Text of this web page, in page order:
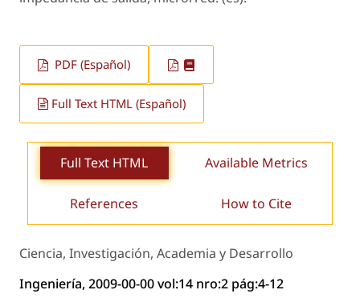
PDF (Español)
Full Text HTML (Español)
Full Text HTML Available Metrics
References How to Cite
Ciencia, Investigación, Academia y Desarrollo
Ingeniería, 2009-00-00 vol:14 nro:2 pág:4-12